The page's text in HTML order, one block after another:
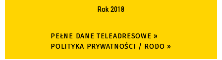
Rok 2018
PEŁNE DANE TELEADRESOWE »
POLITYKA PRYWATNOŚCI / RODO »